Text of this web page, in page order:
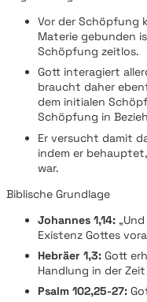
Vor der Schöpfung
Materie gebunden
Schöpfung zeitlos.
Gott interagiert
braucht daher
dem initialen
Schöpfung in
Er versucht damit
indem er
war.
Biblische Grundlage
Johannes 1,14:
Existenz Gottes
Hebräer 1,3: Gott
Handlung in der
Psalm 102,25-27: